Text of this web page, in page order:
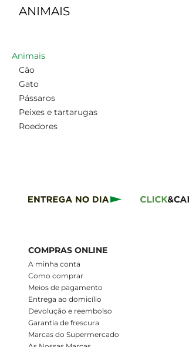
ANIMAIS
Animais
Cão
Gato
Pássaros
Peixes e tartarugas
Roedores
COMPRAS ONLINE
A minha conta
Como comprar
Meios de pagamento
Entrega ao domicílio
Devolução e reembolso
Garantia de frescura
Marcas do Supermercado